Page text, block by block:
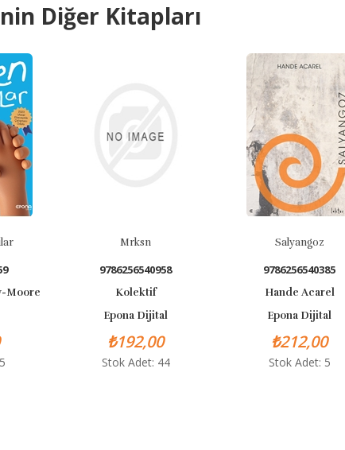
Diğer Kitapları
9786256540958
Epona Dijital
₺192,00
Stok Adet: 44
Salyangoz
9786256540385
Hande Acarel
Epona Dijital
₺212,00
Stok Adet: 5